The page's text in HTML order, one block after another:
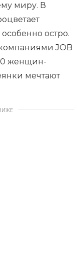
миру. В
остро.
JOB
женщин-
мечтают